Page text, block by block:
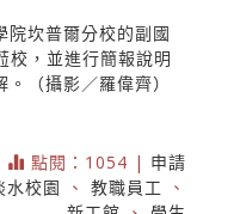
坎普爾分校的副國
，並進行簡報說明
（攝影／羅偉齊）
點閱：1054 | 申請
水校園 、 教職員工
、